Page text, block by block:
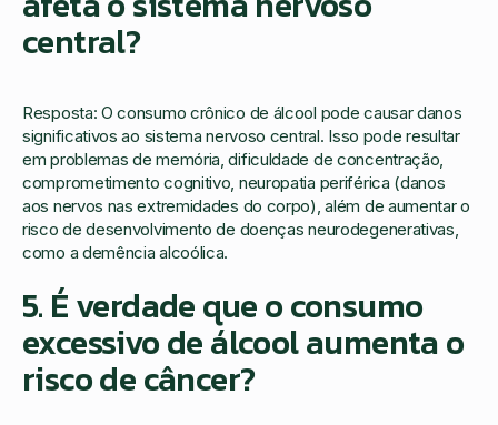
central?
Resposta: O consumo crônico de álcool pode causar danos
significativos ao sistema nervoso central. Isso pode resultar
em problemas de memória, dificuldade de concentração,
comprometimento cognitivo, neuropatia periférica (danos
aos nervos nas extremidades do corpo), além de aumentar o
risco de desenvolvimento de doenças neurodegenerativas,
como a demência alcoólica.
5. É verdade que o consumo
excessivo de álcool aumenta o
risco de câncer?